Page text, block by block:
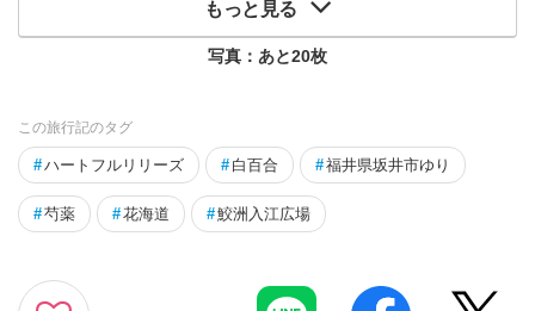
もっと見る
写真：あと20枚
この旅行記のタグ
#ハートフルリリーズ # 白百合 #福井県坂井市ゆり
#芍薬 #花海道 #鮫洲入江広場